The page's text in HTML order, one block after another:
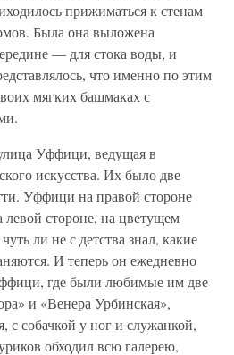
прижиматься к стенам
Была она выложена
— для стока воды, и
что именно по этим
мягких башмаках с
Уффици, ведущая в
искусства. Их было две
Уффици на правой стороне
стороне, на цветущем
ли не с детства знал, какие
И теперь он ежедневно
где были любимые им две
и «Венера Урбинская»,
с собачкой у ног и служанкой,
обходил всю галерею,